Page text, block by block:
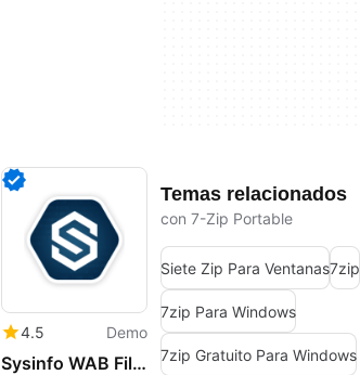
4.5 Demo
Sysinfo WAB File Recovery
Temas relacionados
con 7-Zip Portable
Siete Zip Para Ventanas7zip
7zip Para Windows
7zip Gratuito Para Windows